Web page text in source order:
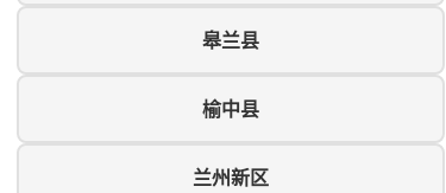
皋兰县
榆中县
兰州新区
，洁白如雪，香气四溢，形成"占断天下白，压尽
品尝农家美食，体验乡村生活的乐趣。
，果农们忙着采摘、装箱，一派丰收景象。游客可
制品如果脯、梨膏等。
态价值和旅游价值。古梨树是活的历史文物，见证